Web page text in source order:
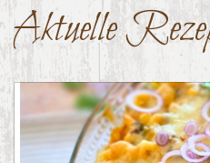
Aktuelle